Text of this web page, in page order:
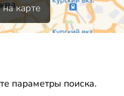
карте
параметры поиска.